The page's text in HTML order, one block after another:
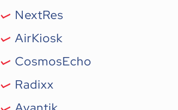
NextRes
AirKiosk
CosmosEcho
Radixx